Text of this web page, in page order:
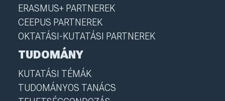
ERASMUS+ PARTNEREK
CEEPUS PARTNEREK
OKTATÁSI-KUTATÁSI PARTNEREK
TUDOMÁNY
KUTATÁSI TÉMÁK
TUDOMÁNYOS TANÁCS